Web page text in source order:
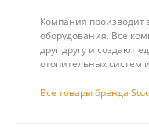
Компания производит
оборудования. Все
друг другу и создают
отопительных систем
Все товары бренда